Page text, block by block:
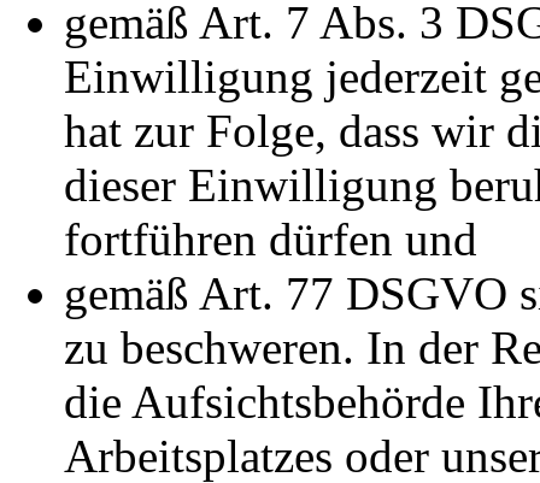
gemäß Art. 7 Abs. 3
Einwilligung jederzeit
hat zur Folge, dass wir
dieser Einwilligung
fortführen dürfen und
gemäß Art. 77 DSGVO
zu beschweren. In der
die Aufsichtsbehörde
Arbeitsplatzes oder